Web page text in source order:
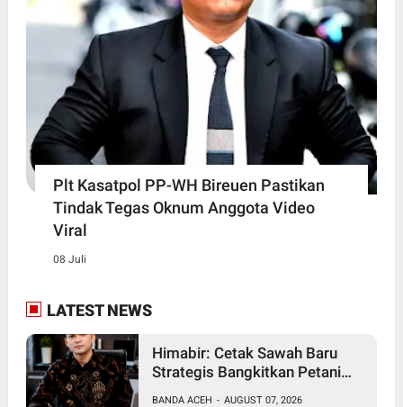
Plt Kasatpol PP-WH Bireuen Pastikan
Tindak Tegas Oknum Anggota Video
Viral
08 Juli
LATEST NEWS
Himabir: Cetak Sawah Baru
Strategis Bangkitkan Petani
BANDA ACEH - AUGUST 07, 2026